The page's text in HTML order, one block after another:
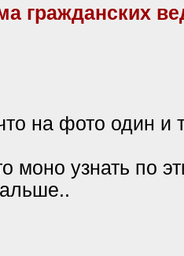
человека
г.
гражданских